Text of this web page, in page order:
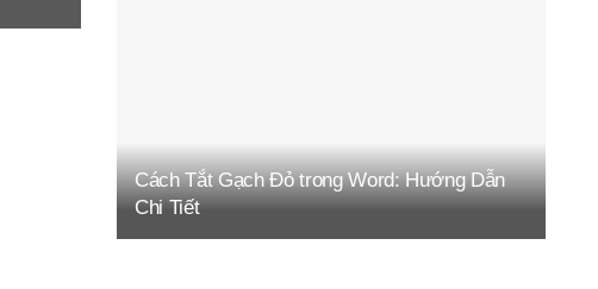
Cách Tắt Gạch Đỏ trong Word: Hướng Dẫn
Chi Tiết